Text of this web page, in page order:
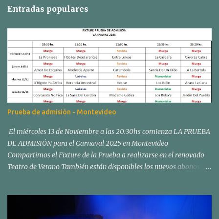
Entradas populares
Prueba de admisión - Montevideo
El miércoles 13 de Noviembre a las 20:30hs comienza LA PRUEBA
DE ADMISIÓN para el Carnaval 2025 en Montevideo
Compartimos el Fixture de la Prueba a realizarse en el renovado
Teatro de Verano También están disponibles los nuevos abonos:
esq. Av. Joaquín Suárez, de 11:00 a 16:00 hs. Esos días estarán